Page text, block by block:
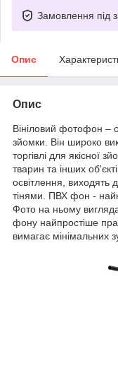
Замовлення під
Опис
Опис
Вініловий фотофон –
зйомки. Він широко
торгівлі для якісної
тварин та інших
освітлення, виходять
тінями. ПВХ фон -
Фото на ньому
фону найпростіше
вимагає мінімальних